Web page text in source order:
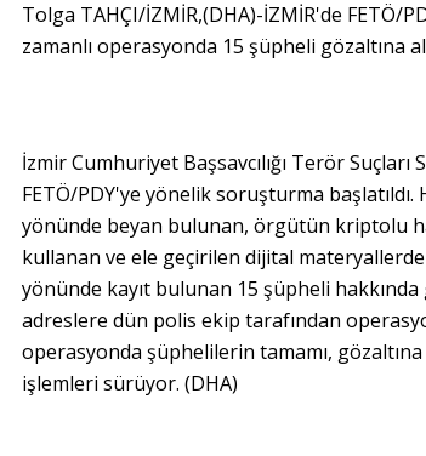
Tolga TAHÇI/İZMİR,(DHA)-İZMİR'de FETÖ/
zamanlı operasyonda 15 şüpheli gözaltına
İzmir Cumhuriyet Başsavcılığı Terör
FETÖ/PDY'ye yönelik soruşturma
yönünde beyan bulunan, örgütün kriptolu
kullanan ve ele geçirilen dijital
yönünde kayıt bulunan 15 şüpheli
adreslere dün polis ekip tarafından
operasyonda şüphelilerin tamamı,
işlemleri sürüyor. (DHA)